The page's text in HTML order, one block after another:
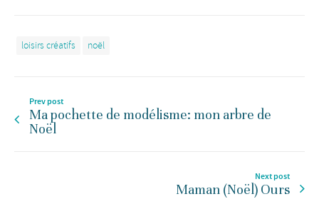
loisirs créatifs noël
Prev post
Ma pochette de modélisme: mon arbre de
Noël
Next post
Maman (Noël) Ours